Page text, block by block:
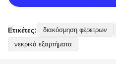
Ετικέτες: διακόσμηση φέρετρων
νεκρικά εξαρτήματα